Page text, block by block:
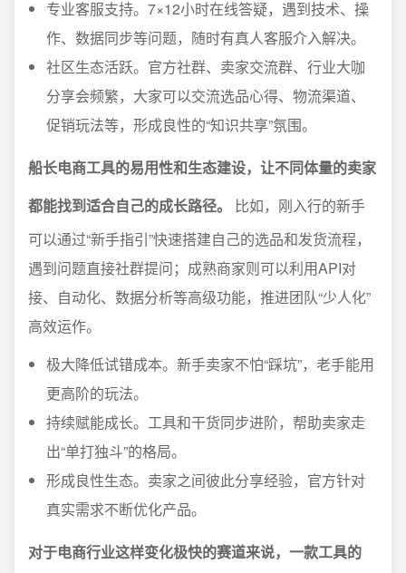
专业客服支持。7×12小时在线答疑，遇到技术、操
作、数据同步等问题，随时有真人客服介入解决。
社区生态活跃。官方社群、卖家交流群、行业大咖
分享会频繁，大家可以交流选品心得、物流渠道、
促销玩法等，形成良性的“知识共享”氛围。
船长电商工具的易用性和生态建设，让不同体量的卖家
都能找到适合自己的成长路径。
比如，刚入行的新手
可以通过“新手指引”快速搭建自己的选品和发货流程，
遇到问题直接社群提问；成熟商家则可以利用API对
接、自动化、数据分析等高级功能，推进团队“少人化”
高效运作。
极大降低试错成本。新手卖家不怕“踩坑”，老手能用
更高阶的玩法。
持续赋能成长。工具和干货同步进阶，帮助卖家走
出“单打独斗”的格局。
形成良性生态。卖家之间彼此分享经验，官方针对
真实需求不断优化产品。
对于电商行业这样变化极快的赛道来说，一款工具的